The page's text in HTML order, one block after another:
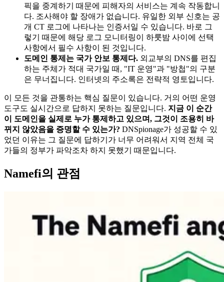
픽을 중계하기 때문에 피해자의 서비스는 계속 작동합니
다. 조사해야 할 장애가 없습니다. 유일한 외부 신호는 공
개 CT 로그에 나타나는 인증서일 수 있습니다. 바로 그
렇기 때문에 해당 로그 모니터링이 하룻밤 사이에 선택
사항에서 필수 사항이 된 것입니다.
도메인 통제는 국가 안보 통제다. 외교부의 DNS를 편집
하는 주체가 적대 국가일 때, "IT 운영"과 "방첩"의 구분
은 무너집니다. 인터넷의 주소록은 전략적 영토입니다.
이 모든 것을 관통하는 핵심 질문이 있습니다. 거의 어떤 운영
도구도 실시간으로 답하지 못하는 질문입니다. 지금 이 순간
이 도메인을 실제로 누가 통제하고 있으며, 그것이 조용히 바
뀌지 않았음을 증명할 수 있는가? DNSpionage가 성공할 수 있
었던 이유는 그 질문에 답하기가 너무 어려워서 지역 전체 국
가들의 정부가 파악조차 하지 못했기 때문입니다.
Namefi의 관점